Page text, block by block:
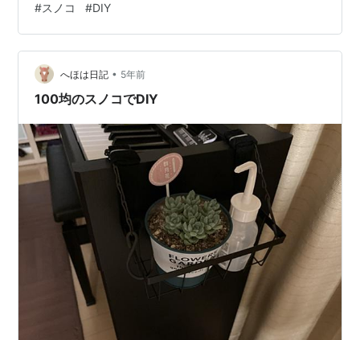
歪んでいることだ。 なので、半分に切ったスノコ計４つ
をいろいろ組み合わせて、ベストフィットのパターンを
選んだ。たかが２４通りだが、どれがどれだか分からな
くなるので、たぶん１００通りくらい入れ替えた。（若
干大袈裟か） ただ組み立てるだけなら、それほど気を遣
#スノコ #DIY
へほは日記 • 5年前
100均のスノコでDIY